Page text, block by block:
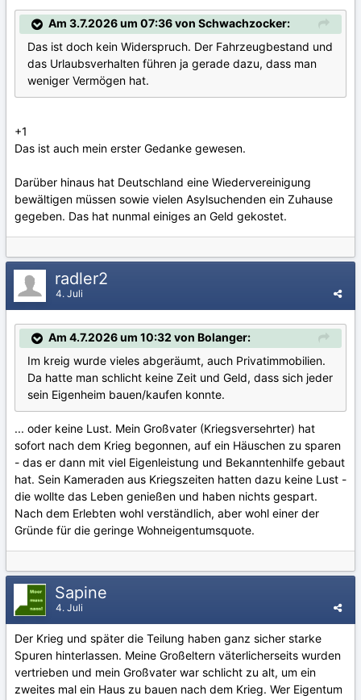
Am 3.7.2026 um 07:36 von Schwachzocker:
Das ist doch kein Widerspruch. Der Fahrzeugbestand und
das Urlaubsverhalten führen ja gerade dazu, dass man
weniger Vermögen hat.
+1
Das ist auch mein erster Gedanke gewesen.
Darüber hinaus hat Deutschland eine Wiedervereinigung
bewältigen müssen sowie vielen Asylsuchenden ein Zuhause
gegeben. Das hat nunmal einiges an Geld gekostet.
radler2
4. Juli
Am 4.7.2026 um 10:32 von Bolanger:
Im kreig wurde vieles abgeräumt, auch Privatimmobilien.
Da hatte man schlicht keine Zeit und Geld, dass sich jeder
sein Eigenheim bauen/kaufen konnte.
... oder keine Lust. Mein Großvater (Kriegsversehrter) hat
sofort nach dem Krieg begonnen, auf ein Häuschen zu sparen
- das er dann mit viel Eigenleistung und Bekanntenhilfe gebaut
hat. Sein Kameraden aus Kriegszeiten hatten dazu keine Lust -
die wollte das Leben genießen und haben nichts gespart.
Nach dem Erlebten wohl verständlich, aber wohl einer der
Gründe für die geringe Wohneigentumsquote.
Sapine
4. Juli
Der Krieg und später die Teilung haben ganz sicher starke
Spuren hinterlassen. Meine Großeltern väterlicherseits wurden
vertrieben und mein Großvater war schlicht zu alt, um ein
zweites mal ein Haus zu bauen nach dem Krieg. Wer Eigentum